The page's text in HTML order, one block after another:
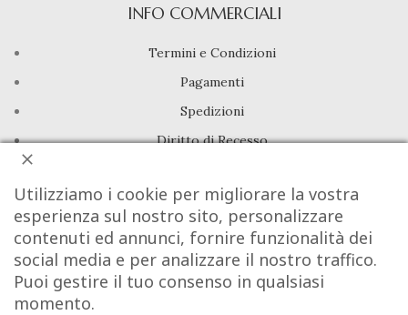
INFO COMMERCIALI
Termini e Condizioni
Pagamenti
Spedizioni
Diritto di Recesso
LINK UTILI
Manutenzione prodotti
Account
Privacy Policy
Utilizziamo i cookie per migliorare la vostra
esperienza sul nostro sito, personalizzare
contenuti ed annunci, fornire funzionalità dei
social media e per analizzare il nostro traffico.
Puoi gestire il tuo consenso in qualsiasi
momento.